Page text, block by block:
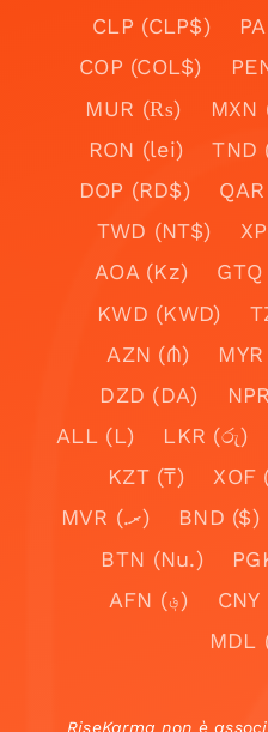
CLP (CLP$)
COP (COL$)
MUR (₨)
MXN
RON (lei)
TND
DOP (RD$)
TWD (NT$)
AOA (Kz)
GTQ
KWD (KWD)
AZN (₼)
DZD (DA)
ALL (L)
LKR (රු)
KZT (₸)
XOF
MVR (.ރ)
BND ($)
BTN (Nu.)
AFN (؋)
MDL
RiseKarma non è